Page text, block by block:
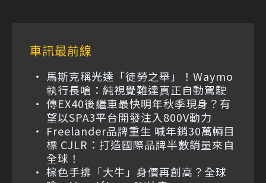
車訊最前線
馬斯克稱光達「徒勞之舉」！Waymo
執行長嗆：純視覺難達真正自動駕駛
傳EX40後繼車最快明年秋季現身？有
望以SPA3平台開發注入800V動力
Freelander品牌重生 喊年銷30萬輛目
標 CJLR：打造國際品牌半數銷量來自
全球！
棕色手排「大牛」身價再創高？全球